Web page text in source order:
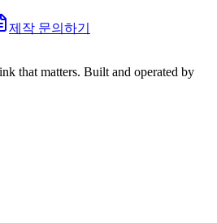
제작 문의하기
that matters. Built and operated by